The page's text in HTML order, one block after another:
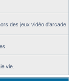
des jeux vidéo d'arcade
vie.